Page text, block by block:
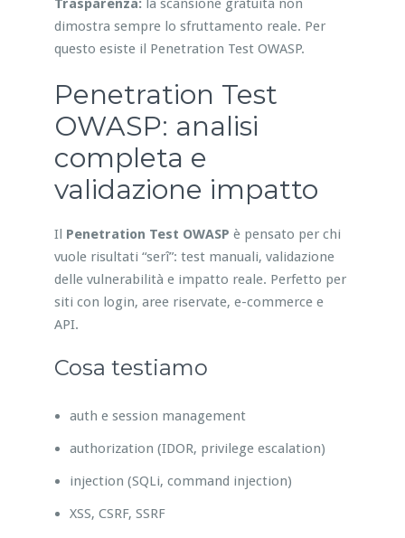
dimostra sempre lo sfruttamento reale. Per
questo esiste il Penetration Test OWASP.
Penetration Test
OWASP: analisi
completa e
validazione impatto
Il Penetration Test OWASP è pensato per chi
vuole risultati “serî”: test manuali, validazione
delle vulnerabilità e impatto reale. Perfetto per
siti con login, aree riservate, e-commerce e
API.
Cosa testiamo
auth e session management
authorization (IDOR, privilege escalation)
injection (SQLi, command injection)
XSS, CSRF, SSRF